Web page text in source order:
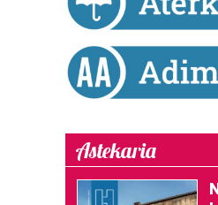
Bazkide batzuek ez dizute
interes komertzial legitimoetan
bazkideen zerrenda, beren
duten interes legitimoa eta
dezakezun ikusteko.
Lortu zure datu pertsonalak
buruzko informazio gehiago
datuen atalean. Edozein
zure baimena Cookieen
Astekaria